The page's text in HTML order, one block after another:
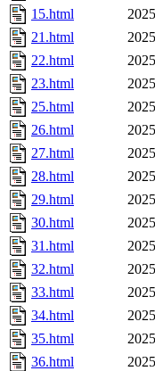
15.html
21.html
22.html
23.html
25.html
26.html
27.html
28.html
29.html
30.html
31.html
32.html
33.html
34.html
35.html
36.html